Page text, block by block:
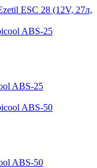
ESC 28 (12V, 27л,
ABS-25
ABS-50